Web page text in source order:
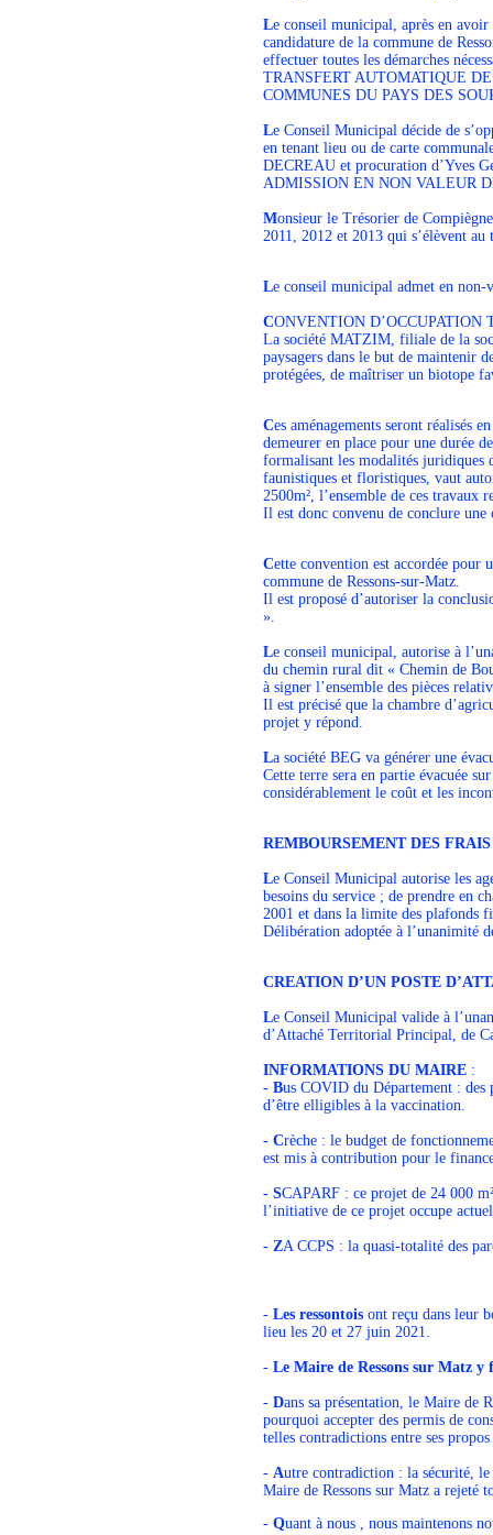
Le conseil municipal, après en avoir
candidature de la commune de
effectuer toutes les démarches
TRANSFERT AUTOMATIQUE
COMMUNES DU PAYS DES
Le Conseil Municipal décide de
en tenant lieu ou de carte
DECREAU et procuration d’Yves
ADMISSION EN NON VALEUR
Monsieur le Trésorier de
2011, 2012 et 2013 qui s’élèvent
Le conseil municipal admet en non-
CONVENTION
La société MATZIM, filiale de la
paysagers dans le but de maintenir
protégées, de maîtriser un biotope
Ces aménagements seront réalisés
demeurer en place pour une durée
formalisant les modalités juridiques
faunistiques et floristiques, vaut
2500m², l’ensemble de ces travaux
Il est donc convenu de conclure
Cette convention est accordée pour
commune de Ressons-sur-Matz.
Il est proposé d’autoriser la
».
Le conseil municipal, autorise à
du chemin rural dit « Chemin de
à signer l’ensemble des pièces
Il est précisé que la chambre
projet y répond.
La société BEG va générer une
Cette terre sera en partie évacuée
considérablement le coût et les
REMBOURSEMENT DES
Le Conseil Municipal autorise les
besoins du service ; de prendre en
2001 et dans la limite des plafonds
Délibération adoptée à l’unanimité
CREATION D’UN POSTE
Le Conseil Municipal valide à
d’Attaché Territorial Principal, de
INFORMATIONS DU MAIRE :
- Bus COVID du Département : des
d’être elligibles à la vaccination.
- Crèche : le budget de
est mis à contribution pour le
- SCAPARF : ce projet de 24 000
l’initiative de ce projet occupe
- ZA CCPS : la quasi-totalité des
- Les ressontois ont reçu dans leur
lieu les 20 et 27 juin 2021.
- Le Maire de Ressons sur Matz
- Dans sa présentation, le Maire de
pourquoi accepter des permis de
telles contradictions entre ses propos
- Autre contradiction : la sécurité,
Maire de Ressons sur Matz a rejeté
- Quant à nous , nous maintenons